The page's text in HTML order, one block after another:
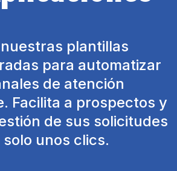
plantillas
para automatizar
de atención
Facilita a prospectos y
de sus solicitudes
solo unos clics.